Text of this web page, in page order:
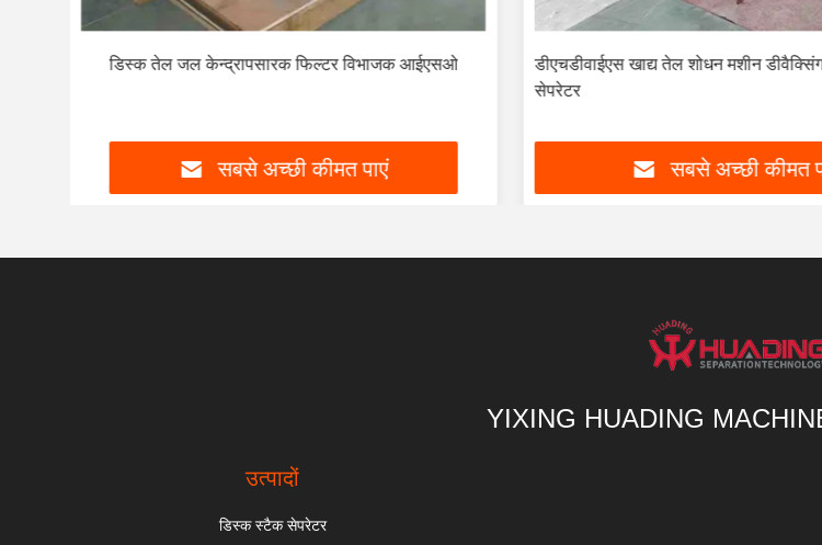
डिस्क तेल जल केन्द्रापसारक फिल्टर विभाजक आईएसओ
सबसे अच्छी कीमत पाएं
डीएचडीवाईएस खाद्य तेल शोधन मशीन
सेपरेटर
सबसे अच्छी कीमत
YIXING HUADING
उत्पादों
डिस्क स्टैक सेपरेटर